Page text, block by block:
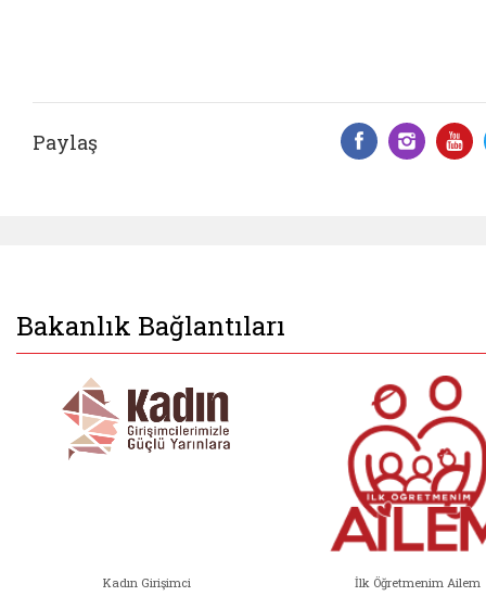
Paylaş
Bakanlık Bağlantıları
Kadın Girişimci İlk Öğretmenim Ailem